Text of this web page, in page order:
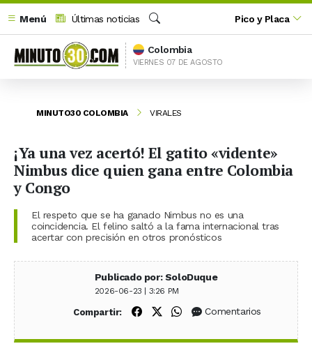
Menú
Últimas noticias
Buscar
Pico y Placa
Colombia
VIERNES 07 DE AGOSTO
MINUTO30 COLOMBIA VIRALES
¡Ya una vez acertó! El gatito «vidente»
Nimbus dice quien gana entre Colombia
y Congo
El respeto que se ha ganado Nimbus no es una
coincidencia. El felino saltó a la fama internacional tras
acertar con precisión en otros pronósticos
Publicado por: SoloDuque
2026-06-23 | 3:26 PM
Compartir: Compartir en Facebook
Compartir en X (Twitter)
Compartir en WhatsApp
Comentarios